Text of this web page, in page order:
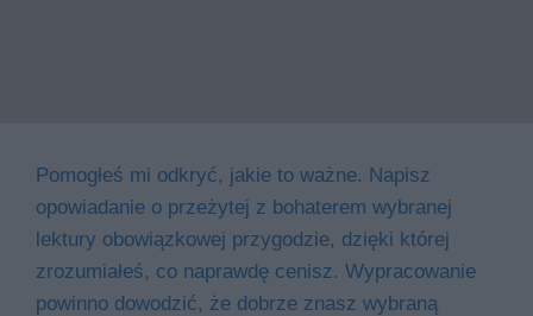
Pomogłeś mi odkryć, jakie to ważne. Napisz
opowiadanie o przeżytej z bohaterem wybranej
lektury obowiązkowej przygodzie, dzięki której
zrozumiałeś, co naprawdę cenisz. Wypracowanie
powinno dowodzić, że dobrze znasz wybraną